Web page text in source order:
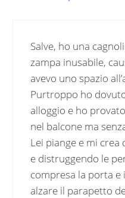
Salve, ho una
zampa inusabile,
avevo uno spazio
Purtroppo ho
alloggio e ho
nel balcone ma
Lei piange e mi
e distruggendo le
compresa la porta
alzare il parapetto